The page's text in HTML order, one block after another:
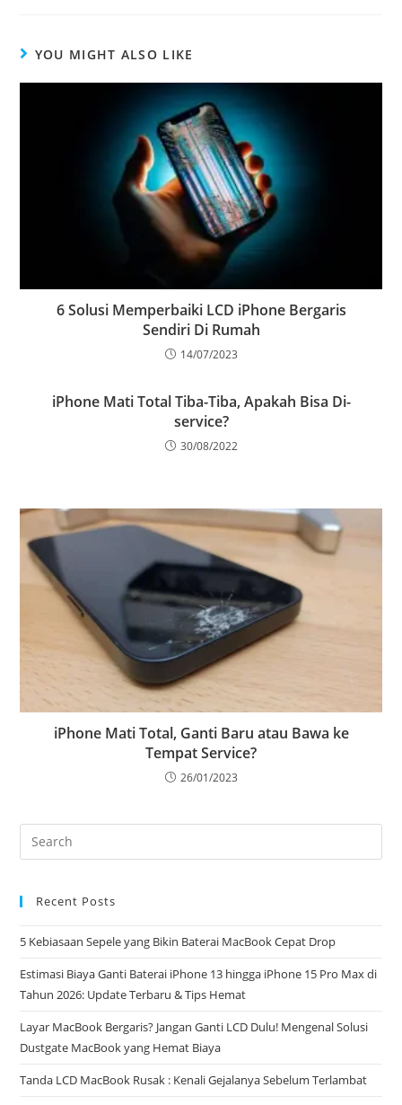
YOU MIGHT ALSO LIKE
6 Solusi Memperbaiki LCD iPhone Bergaris
Sendiri Di Rumah
14/07/2023
iPhone Mati Total Tiba-Tiba, Apakah Bisa Di-
service?
30/08/2022
iPhone Mati Total, Ganti Baru atau Bawa ke
Tempat Service?
26/01/2023
Recent Posts
5 Kebiasaan Sepele yang Bikin Baterai MacBook Cepat Drop
Estimasi Biaya Ganti Baterai iPhone 13 hingga iPhone 15 Pro Max di
Tahun 2026: Update Terbaru & Tips Hemat
Layar MacBook Bergaris? Jangan Ganti LCD Dulu! Mengenal Solusi
Dustgate MacBook yang Hemat Biaya
Tanda LCD MacBook Rusak : Kenali Gejalanya Sebelum Terlambat